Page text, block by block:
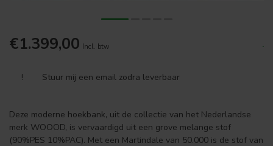
€1.399,00 Incl. btw .
! Stuur mij een email zodra leverbaar
Deze moderne hoekbank, uit de collectie van het Nederlandse
merk WOOOD, is vervaardigd uit een grove melange stof
(90%PES 10%PAC). Met een Martindale van 50.000 is de stof van